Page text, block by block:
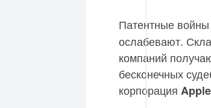
Патентные войны
ослабевают.
компаний
бесконечных
корпорация Apple